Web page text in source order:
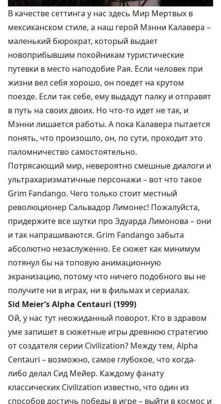
В качестве сеттинга у нас здесь Мир Мертвых в
мексиканском стиле, а наш герой Мэнни Калавера –
маленький бюрократ, который выдает
новоприбывшим покойникам туристические
путевки в место наподобие Рая. Если человек при
жизни вел себя хорошо, он поедет на крутом
поезде. Если так себе, ему выдадут палку и отправят
в путь на своих двоих. Но что-то идет не так, и
Мэнни лишается работы. А пока Калавера пытается
понять, что произошло, он, по сути, проходит это
паломничество самостоятельно.
Потрясающий мир, невероятно смешные диалоги и
ультрахаризматичные персонажи – вот что такое
Grim Fandango. Чего только стоит местный
революционер Сальвадор Лимонес! Пожалуйста,
придержите все шутки про Эдуарда Лимонова – они
и так напрашиваются. Grim Fandango забыта
абсолютно незаслуженно. Ее сюжет как минимум
потянул бы на топовую анимационную
экранизацию, потому что ничего подобного вы не
получите ни в играх, ни в фильмах и сериалах.
Sid Meier’s Alpha Centauri (1999)
Ой, у нас тут неожиданный поворот. Кто в здравом
уме запишет в сюжетные игры древнюю стратегию
от создателя серии Civilization? Между тем, Alpha
Centauri – возможно, самое глубокое, что когда-
либо делал Сид Мейер. Каждому фанату
классических Civilization известно, что один из
способов достичь победы в игре – выйти в космос и